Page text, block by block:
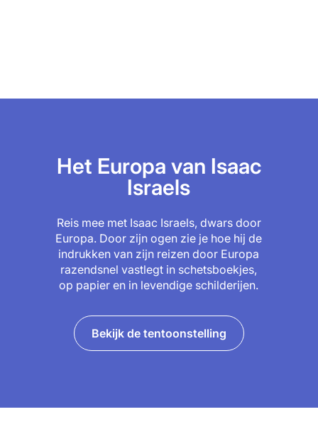
Het Europa van Isaac
Israels
Reis mee met Isaac Israels, dwars door
Europa. Door zijn ogen zie je hoe hij de
indrukken van zijn reizen door Europa
razendsnel vastlegt in schetsboekjes,
op papier en in levendige schilderijen.
Bekijk de tentoonstelling